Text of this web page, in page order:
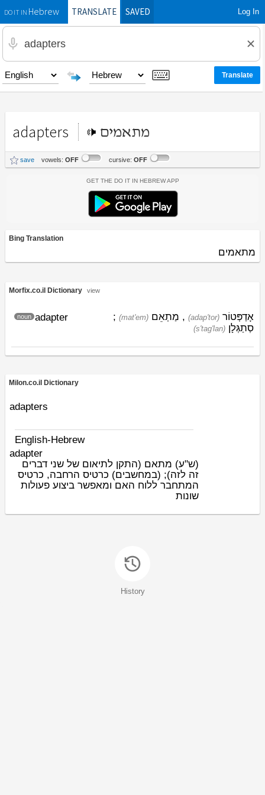
DO IT INHebrewTRANSLATE SAVED Log In
adapters מתאמים
save vowels: OFF cursive: OFF
Get the Do It In Hebrew App
Bing Translation
מתאמים
Morfix.co.il Dictionary view
adapter
noun (adap'tor) אָדַפְּטוֹר ,
(mat'em) מַתְאֵם ;
(s'tag'lan) סְתַגְּלָן
Milon.co.il Dictionary
adapters
English-Hebrew
adapter
(ש"ע) מתאם (התקן לתיאום של שני דברים
זה לזה); (במחשבים) כרטיס הרחבה, כרטיס
המתחבר ללוח האם ומאפשר ביצוע פעולות
שונות
History